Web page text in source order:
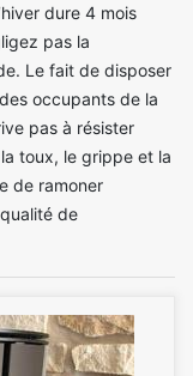
dure 4 mois
pas la
Le fait de disposer
occupants de la
pas à résister
toux, le grippe et la
de ramoner
de